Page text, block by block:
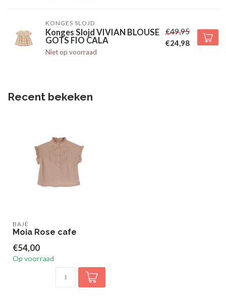
KONGES SLOJD
Konges Slojd VIVIAN BLOUSE
GOTS FIO CALA
Niet op voorraad
€49,95
€24,98
Recent bekeken
BAJÉ
Moia Rose cafe
€54,00
Op voorraad